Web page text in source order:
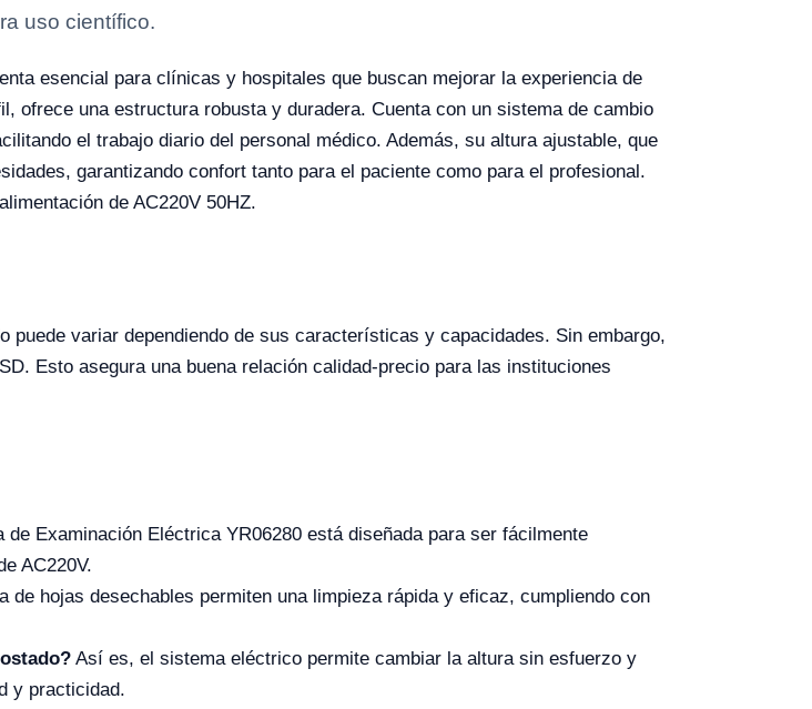
uso científico.
esencial para clínicas y hospitales que buscan mejorar la experiencia de
ofrece una estructura robusta y duradera. Cuenta con un sistema de cambio
el trabajo diario del personal médico. Además, su altura ajustable, que
garantizando confort tanto para el paciente como para el profesional.
de AC220V 50HZ.
variar dependiendo de sus características y capacidades. Sin embargo,
Esto asegura una buena relación calidad-precio para las instituciones
de Examinación Eléctrica YR06280 está diseñada para ser fácilmente
AC220V.
de hojas desechables permiten una limpieza rápida y eficaz, cumpliendo con
Así es, el sistema eléctrico permite cambiar la altura sin esfuerzo y
y practicidad.